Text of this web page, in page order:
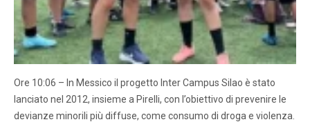
Ore 10:06 – In Messico il progetto Inter Campus Silao è stato
lanciato nel 2012, insieme a Pirelli, con l’obiettivo di prevenire le
devianze minorili più diffuse, come consumo di droga e violenza.